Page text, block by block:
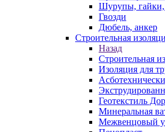
Шурупы,
Гвозди
Дюбель, анкер
Строительная
Назад
Строительная
Изоляция для
Геотекстиль
Минеральная
Межвенцовый